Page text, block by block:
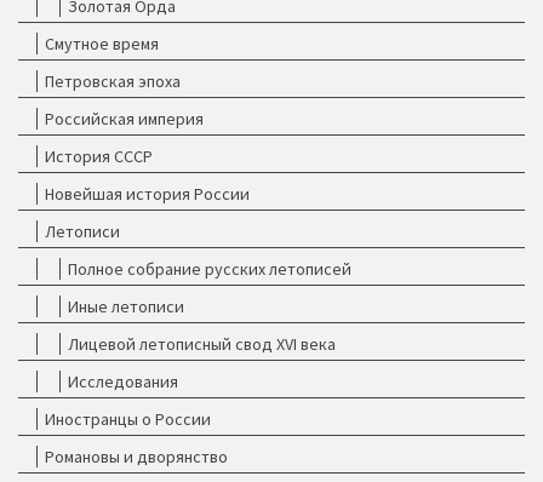
Золотая Орда
Смутное время
Петровская эпоха
Российская империя
История СССР
Новейшая история России
Летописи
Полное собрание русских летописей
Иные летописи
Лицевой летописный свод XVI века
Исследования
Иностранцы о России
Романовы и дворянство